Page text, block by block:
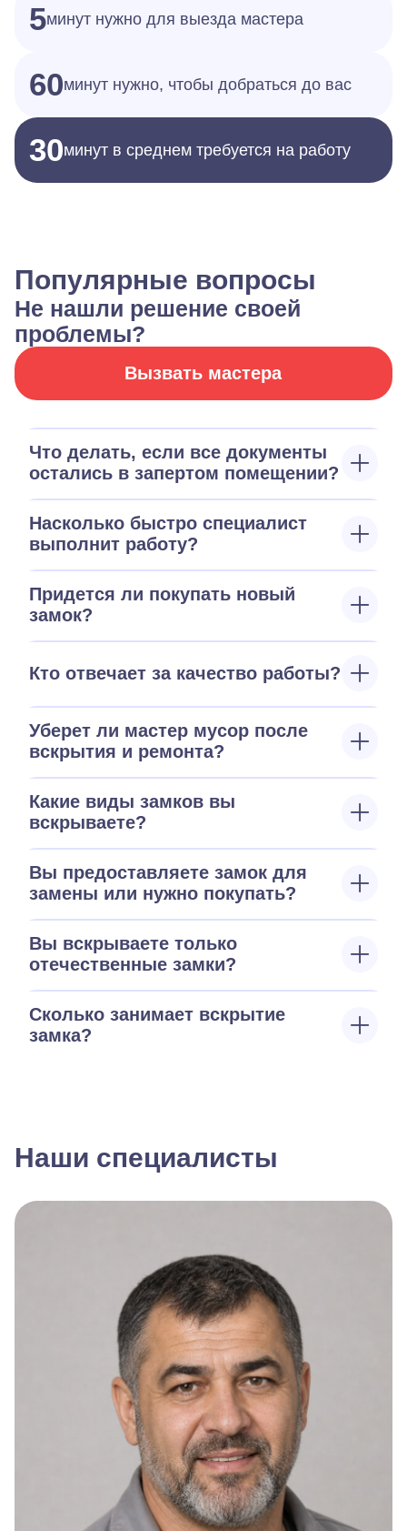
5минут нужно для выезда мастера
60минут нужно, чтобы добраться до вас
30минут в среднем требуется на работу
Популярные вопросы
Не нашли решение своей
проблемы?
Вызвать мастера
Что делать, если все документы
остались в запертом помещении?
Насколько быстро специалист
выполнит работу?
Придется ли покупать новый
замок?
Кто отвечает за качество работы?
Уберет ли мастер мусор после
вскрытия и ремонта?
Какие виды замков вы
вскрываете?
Вы предоставляете замок для
замены или нужно покупать?
Вы вскрываете только
отечественные замки?
Сколько занимает вскрытие
замка?
Наши специалисты